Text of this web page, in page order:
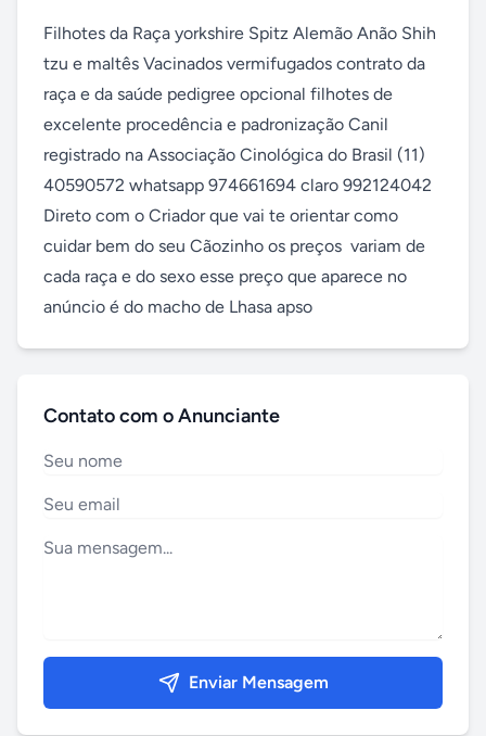
Filhotes da Raça yorkshire Spitz Alemão Anão Shih
tzu e maltês Vacinados vermifugados contrato da
raça e da saúde pedigree opcional filhotes de
excelente procedência e padronização Canil
registrado na Associação Cinológica do Brasil (11)
40590572 whatsapp 974661694 claro 992124042
Direto com o Criador que vai te orientar como
cuidar bem do seu Cãozinho os preços  variam de
cada raça e do sexo esse preço que aparece no
anúncio é do macho de Lhasa apso
Contato com o Anunciante
Enviar Mensagem